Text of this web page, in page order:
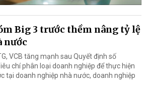
Big 3 trước thềm nâng tỷ lệ
nước
VCB tăng mạnh sau Quyết định số
chí phân loại doanh nghiệp để thực hiện
tại doanh nghiệp nhà nước, doanh nghiệp